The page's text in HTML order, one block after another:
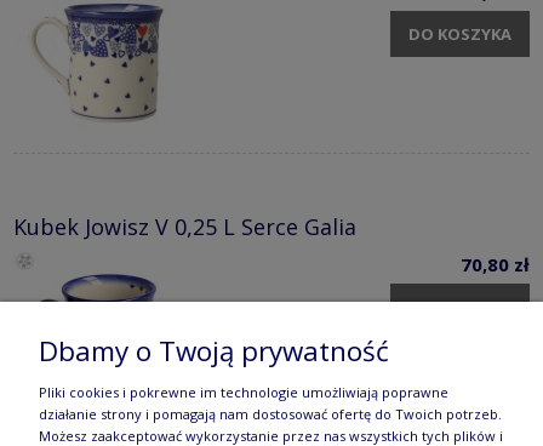
DO KOSZYKA
Kubek Jowisz V 0,25 L Serce Galia
70,80 zł
DO KOSZYKA
Dbamy o Twoją prywatność
Pliki cookies i pokrewne im technologie umożliwiają poprawne
działanie strony i pomagają nam dostosować ofertę do Twoich potrzeb.
Możesz zaakceptować wykorzystanie przez nas wszystkich tych plików i